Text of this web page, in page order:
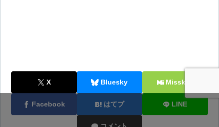
X Bluesky Misskey
Facebook はてブ LINE